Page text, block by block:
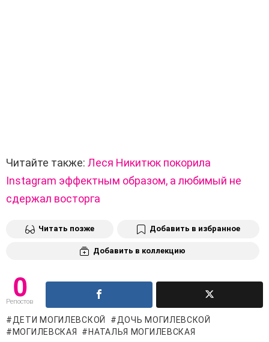
Читайте также: Леся Никитюк покорила
Instagram эффектным образом, а любимый не
сдержал восторга
Читать позже Добавить в избранное
Добавить в коллекцию
0
Репостов
ДЕТИ МОГИЛЕВСКОЙ
ДОЧЬ МОГИЛЕВСКОЙ
МОГИЛЕВСКАЯ
НАТАЛЬЯ МОГИЛЕВСКАЯ